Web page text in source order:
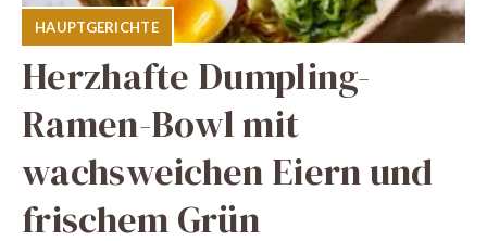
HAUPTGERICHTE
Herzhafte Dumpling-
Ramen-Bowl mit
wachsweichen Eiern und
frischem Grün